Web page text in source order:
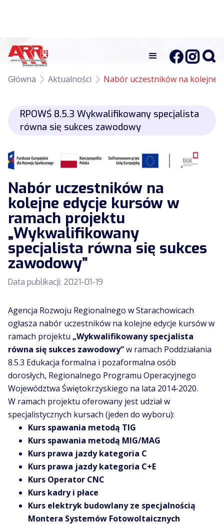
Główna Aktualności Nabór uczestników na kolejne
RPOWŚ 8.5.3 Wykwalifikowany specjalista
równa się sukces zawodowy
Nabór uczestników na
kolejne edycje kursów w
ramach projektu
„Wykwalifikowany
specjalista równa się sukces
zawodowy”
Data publikacji: 2021-01-19
Agencja Rozwoju Regionalnego w Starachowicach
ogłasza nabór uczestników na kolejne edycje kursów w
ramach projektu „Wykwalifikowany specjalista
równa się sukces zawodowy”w ramach Poddziałania
8.5.3 Edukacja formalna i pozaformalna osób
dorosłych, Regionalnego Programu Operacyjnego
Województwa Świętokrzyskiego na lata 2014-2020.
W ramach projektu oferowany jest udział w
specjalistycznych kursach (jeden do wyboru):
Kurs spawania metodą TIG
Kurs spawania metodą MIG/MAG
Kurs prawa jazdy kategoria C
Kurs prawa jazdy kategoria C+E
Kurs Operator CNC
Kurs kadry i płace
Kurs elektryk budowlany ze specjalnością
Montera Systemów Fotowoltaicznych